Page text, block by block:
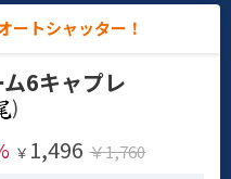
ートシャッター！
6キャプレ
)
￥ 1,496 ￥1,760